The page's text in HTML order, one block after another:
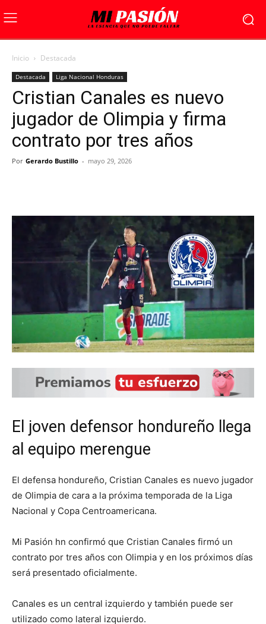
Inicio Destacada
Destacada Liga Nacional Honduras
Cristian Canales es nuevo
jugador de Olimpia y firma
contrato por tres años
Por Gerardo Bustillo - mayo 29, 2026
El joven defensor hondureño llega
al equipo merengue
El defensa hondureño, Cristian Canales es nuevo jugador
de Olimpia de cara a la próxima temporada de la Liga
Nacional y Copa Centroamericana.
Mi Pasión hn confirmó que Cristian Canales firmó un
contrato por tres años con Olimpia y en los próximos días
será presentado oficialmente.
Canales es un central izquierdo y también puede ser
utilizado como lateral izquierdo.